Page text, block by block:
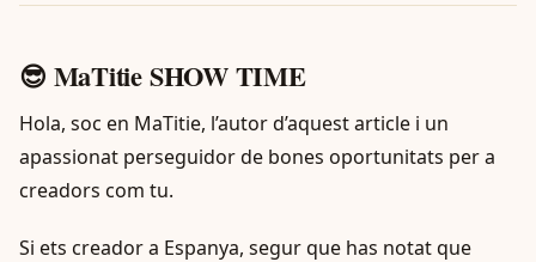
😎 MaTitie SHOW TIME
Hola, soc en MaTitie, l’autor d’aquest article i un
apassionat perseguidor de bones oportunitats per a
creadors com tu.
Si ets creador a Espanya, segur que has notat que